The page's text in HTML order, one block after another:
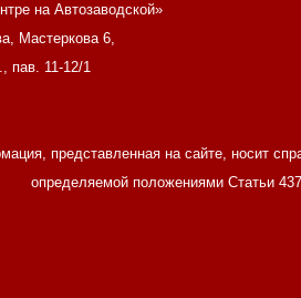
на Автозаводской»
Мастеркова 6,
пав. 11-12/1
представленная на сайте, носит
определяемой положениями Статьи